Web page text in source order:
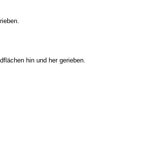
hin und her gerieben.